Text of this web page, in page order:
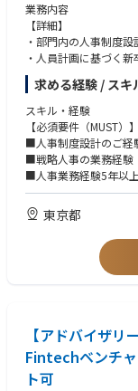
業務内容
【詳細】
・部門内の人事制度設
・人員計画に基づく
求める経験 / スキ
スキル・経験
【必須要件（MUST）】
■人事制度設計のご経
■戦略人事の業務経験
■人事業務経験5年以
【歓迎要件（WANT）】
■コンサルティング企
東京都
【アドバイザリ
Fintechベンチ
ト可